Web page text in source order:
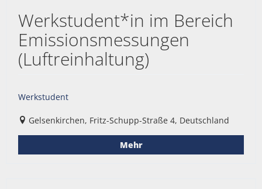
Werkstudent*in im Bereich
Emissionsmessungen
(Luftreinhaltung)
Werkstudent
Gelsenkirchen, Fritz-Schupp-Straße 4, Deutschland
Mehr